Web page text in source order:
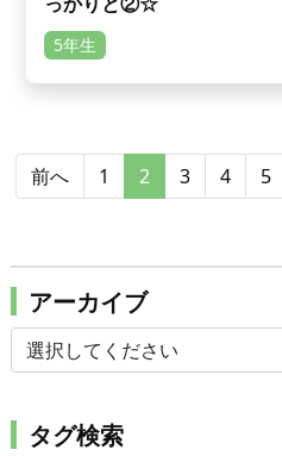
アーカイブ
タグ検索
5年生
前へ 1 2 3 4 5